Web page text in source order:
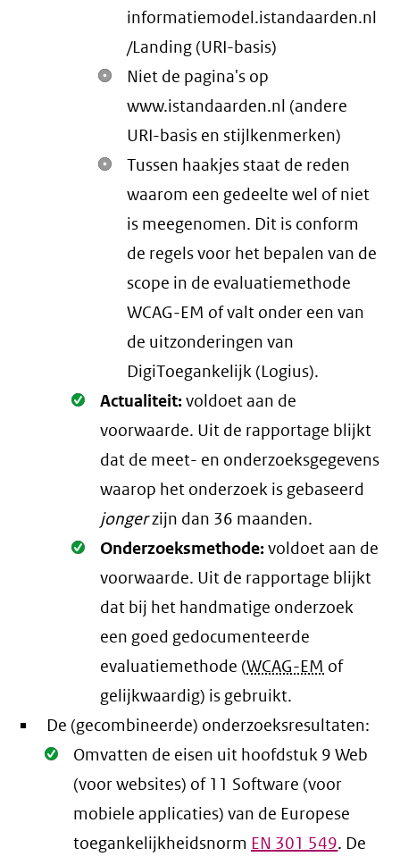
informatiemodel.istandaarden.nl
/Landing (URI-basis)
Niet de pagina's op
www.istandaarden.nl (andere
URI-basis en stijlkenmerken)
Tussen haakjes staat de reden
waarom een gedeelte wel of niet
is meegenomen. Dit is conform
de regels voor het bepalen van de
scope in de evaluatiemethode
WCAG-EM of valt onder een van
de uitzonderingen van
DigiToegankelijk (Logius).
Oké.
Actualiteit:voldoet aan de
voorwaarde. Uit de rapportage blijkt
dat de meet- en onderzoeksgegevens
waarop het onderzoek is gebaseerd
jongerzijn dan 36 maanden.
Oké.
Onderzoeksmethode:voldoet aan de
voorwaarde. Uit de rapportage blijkt
dat bij het handmatige onderzoek
een goed gedocumenteerde
evaluatiemethode (WCAG-EM of
gelijkwaardig) is gebruikt.
De (gecombineerde) onderzoeksresultaten:
Oké.
Omvatten de eisen uit hoofdstuk 9 Web
(voor websites) of 11 Software (voor
mobiele applicaties) van de Europese
toegankelijkheidsnorm EN 301 549. De